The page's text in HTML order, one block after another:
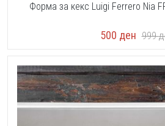
Форма за кекс Luigi Ferrero Nia
500 ден 999